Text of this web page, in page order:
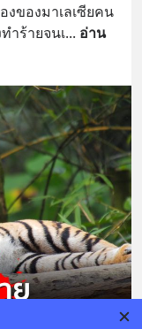
ของมาเลเซียคน
ำร้ายจนเ... อ่าน